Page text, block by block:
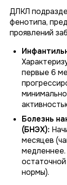
ДЛКЛ
фенотипа,
проявлений
первые 6
Болезнь
(БНЭХ):
месяцев
нормы).